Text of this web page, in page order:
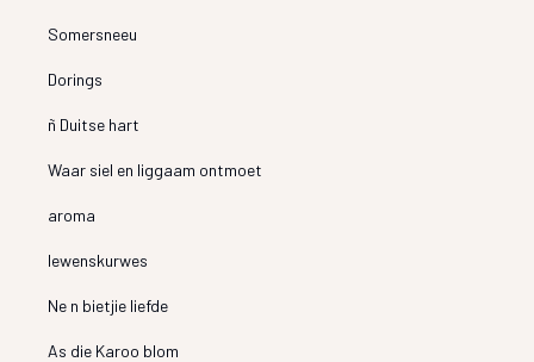
Somersneeu
Dorings
ñ Duitse hart
Waar siel en liggaam ontmoet
aroma
lewenskurwes
Ne n bietjie liefde
As die Karoo blom